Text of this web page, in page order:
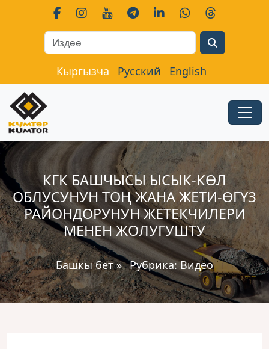
Кыргызча Русский English
КГК БАШЧЫСЫ ЫСЫК-КӨЛ
ОБЛУСУНУН ТОҢ ЖАНА ЖЕТИ-ӨГҮЗ
РАЙОНДОРУНУН ЖЕТЕКЧИЛЕРИ
МЕНЕН ЖОЛУГУШТУ
Башкы бет» Рубрика:Видео